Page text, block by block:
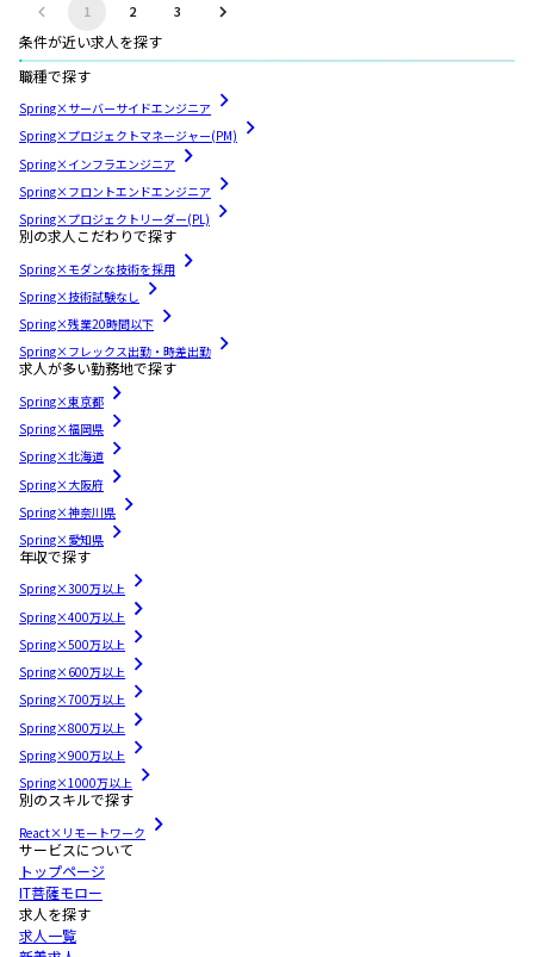
1 2 3
条件が近い求人を探す
職種で探す
Spring×サーバーサイドエンジニア
Spring×プロジェクトマネージャー(PM)
Spring×インフラエンジニア
Spring×フロントエンドエンジニア
Spring×プロジェクトリーダー(PL)
別の求人こだわりで探す
Spring×モダンな技術を採用
Spring×技術試験なし
Spring×残業20時間以下
Spring×フレックス出勤・時差出勤
求人が多い勤務地で探す
Spring×東京都
Spring×福岡県
Spring×北海道
Spring×大阪府
Spring×神奈川県
Spring×愛知県
年収で探す
Spring×300万以上
Spring×400万以上
Spring×500万以上
Spring×600万以上
Spring×700万以上
Spring×800万以上
Spring×900万以上
Spring×1000万以上
別のスキルで探す
React×リモートワーク
サービスについて
トップページ
IT菩薩モロー
求人を探す
求人一覧